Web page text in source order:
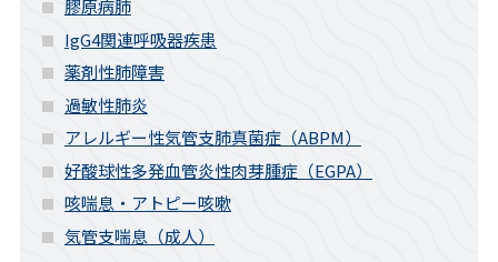
膠原病肺
IgG4関連呼吸器疾患
薬剤性肺障害
過敏性肺炎
アレルギー性気管支肺真菌症（ABPM）
好酸球性多発血管炎性肉芽腫症（EGPA）
咳喘息・アトピー咳嗽
気管支喘息（成人）